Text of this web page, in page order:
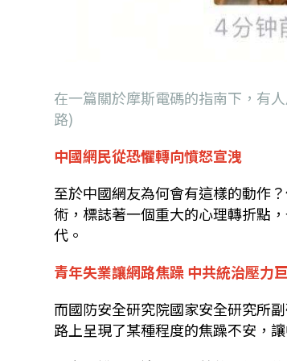
在一篇關於摩斯電碼的指南下，有
路)
中國網民從恐懼轉向憤怒宣洩
至於中國網友為何會有這樣的動作？
術，標誌著一個重大的心理轉折點
代。
青年失業讓網路焦躁中共統治壓力
而國防安全研究院國家安全研究所
路上呈現了某種程度的焦躁不安，